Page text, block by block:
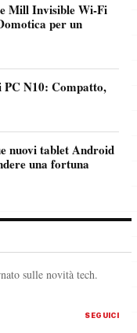
Mill Invisible Wi-Fi
per un
PC N10: Compatto,
nuovi tablet Android
una fortuna
sulle novità tech.
SEGUICI